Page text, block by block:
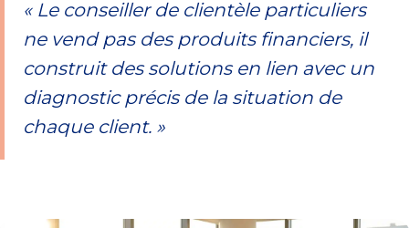
« Le conseiller de clientèle particuliers
ne vend pas des produits financiers, il
construit des solutions en lien avec un
diagnostic précis de la situation de
chaque client. »